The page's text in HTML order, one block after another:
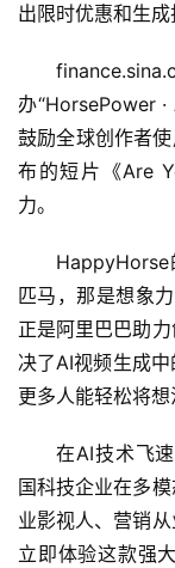
源
项
目
行
业
文
登录
出限时优惠和生成
办“HorsePower
鼓励全球创作者
布的短片《Are
力。
匹马，那是想象
正是阿里巴巴助
决了AI视频生成
更多人能轻松将想
在AI技术飞
国科技企业在多
业影视人、营销
立即体验这款强